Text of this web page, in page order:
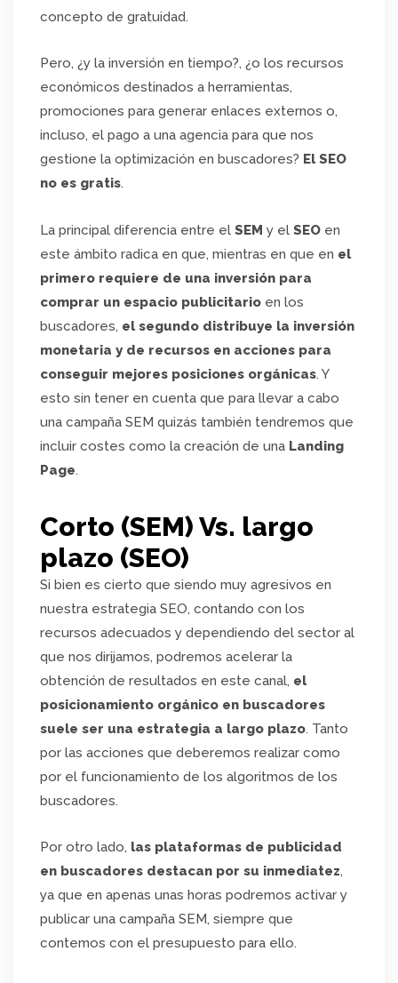
concepto de gratuidad.
Pero, ¿y la inversión en tiempo?, ¿o los recursos
económicos destinados a herramientas,
promociones para generar enlaces externos o,
incluso, el pago a una agencia para que nos
gestione la optimización en buscadores? El SEO
no es gratis.
La principal diferencia entre el SEM y el SEO en
este ámbito radica en que, mientras en que en el
primero requiere de una inversión para
comprar un espacio publicitario en los
buscadores, el segundo distribuye la inversión
monetaria y de recursos en acciones para
conseguir mejores posiciones orgánicas. Y
esto sin tener en cuenta que para llevar a cabo
una campaña SEM quizás también tendremos que
incluir costes como la creación de una Landing
Page.
Corto (SEM) Vs. largo
plazo (SEO)
Si bien es cierto que siendo muy agresivos en
nuestra estrategia SEO, contando con los
recursos adecuados y dependiendo del sector al
que nos dirijamos, podremos acelerar la
obtención de resultados en este canal, el
posicionamiento orgánico en buscadores
suele ser una estrategia a largo plazo. Tanto
por las acciones que deberemos realizar como
por el funcionamiento de los algoritmos de los
buscadores.
Por otro lado, las plataformas de publicidad
en buscadores destacan por su inmediatez,
ya que en apenas unas horas podremos activar y
publicar una campaña SEM, siempre que
contemos con el presupuesto para ello.